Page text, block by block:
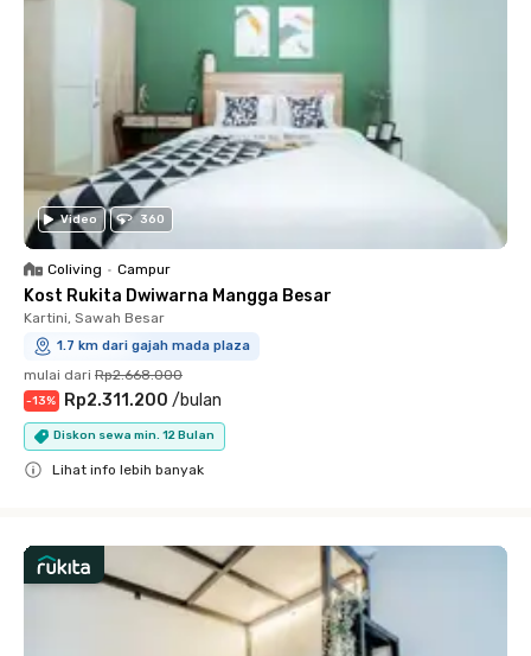
Video 360
Coliving • Campur
Kost Rukita Dwiwarna Mangga Besar
Kartini, Sawah Besar
1.7 km dari gajah mada plaza
mulai dari Rp2.668.000
-13% Rp2.311.200 /bulan
Diskon sewa min. 12 Bulan
Lihat info lebih banyak